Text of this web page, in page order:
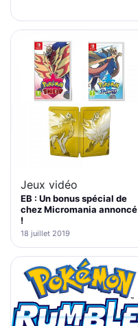
Jeux vidéo
EB : Un bonus spécial de
chez Micromania annoncé
!
18 juillet 2019